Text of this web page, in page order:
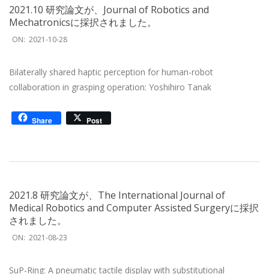
2021.10 研究論文が、Journal of Robotics and
Mechatronicsに採択されました。
2021-
28
ON: 2021-10-28
Bilaterally shared haptic perception for human-robot
collaboration in grasping operation: Yoshihiro Tanak
Share Post
2021.8 研究論文が、The International Journal of
Medical Robotics and Computer Assisted Surgeryに採択
されました。
2021-
ON: 2021-08-23
SuP-Ring: A pneumatic tactile display with substitutional